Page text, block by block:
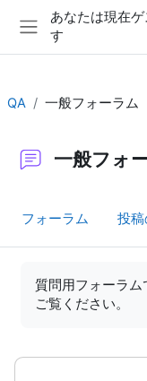
メインコンテンツへスキ
サイドパネル
あなたは現在
す
QA 一般フォーラム
一般フォ
フォーラム 投稿
質問用フォーラ
ご覧ください。